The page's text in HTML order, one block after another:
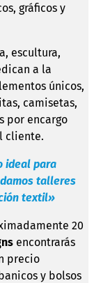
gráficos y
escultura,
a la
únicos,
camisetas,
por encargo
cliente.
ideal para
talleres
textil»
20
encontrarás
precio
y bolsos